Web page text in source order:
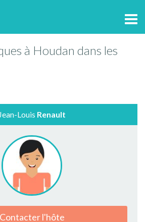
à Houdan dans les
Jean-Louis Renault
Contacter l'hôte